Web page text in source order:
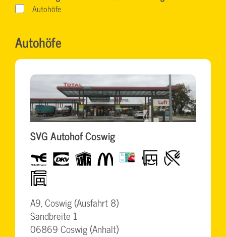
Autohöfe
Autohöfe
SVG Autohof Coswig
Total dkv UTA McDonalds BrummiCardLKW-
freundlich
Restaurant
BigWash
A9, Coswig (Ausfahrt 8)
Sandbreite 1
06869 Coswig (Anhalt)